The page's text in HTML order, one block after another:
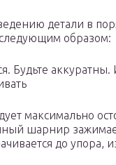
детали в
образом:
Будьте аккуратны.
максимально
шарнир
до упора,